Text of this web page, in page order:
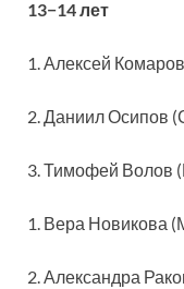
13−14 лет
1. Алексей
2. Даниил Осипов
3. Тимофей Волов
1. Вера Новикова
2. Александра